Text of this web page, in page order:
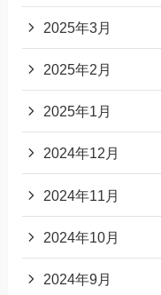
2025年3月
2025年2月
2025年1月
2024年12月
2024年11月
2024年10月
2024年9月